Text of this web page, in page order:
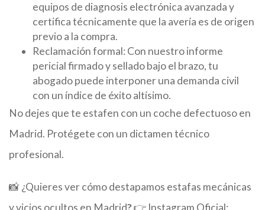
equipos de diagnosis electrónica avanzada y
certifica técnicamente que la avería es de origen
previo a la compra.
Reclamación formal: Con nuestro informe
pericial firmado y sellado bajo el brazo, tu
abogado puede interponer una demanda civil
con un índice de éxito altísimo.
No dejes que te estafen con un coche defectuoso en
Madrid. Protégete con un dictamen técnico
profesional.
📸 ¿Quieres ver cómo destapamos estafas mecánicas
y vicios ocultos en Madrid?👉 Instagram Oficial: